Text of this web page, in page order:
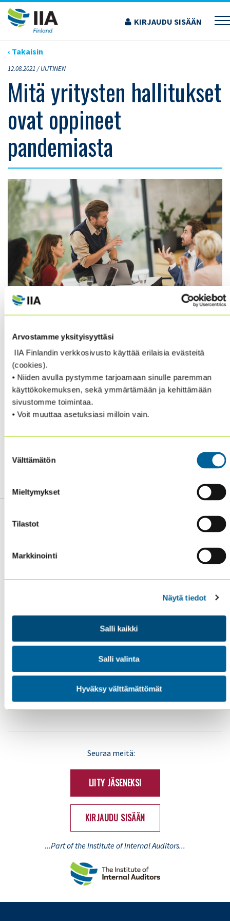
Arvostamme yksityisyyttäsi
IIA Finlandin verkkosivusto käyttää erilaisia evästeitä
(cookies).
• Niiden avulla pystymme tarjoamaan sinulle paremman
käyttökokemuksen, sekä ymmärtämään ja kehittämään
sivustomme toimintaa.
• Voit muuttaa asetuksiasi milloin vain.
valinta
Välttämätön
Mieltymykset
Tilastot
Markkinointi
Näytä tiedot
Salli kaikki
Salli valinta
Hyväksy välttämättömät
Siirry
sisältöön
KIRJAUDU SISÄÄN
›ARTIKKELIT›MITÄ YRITYSTEN HALLITUKSET OVAT OPPINEET PANDEMIASTA
‹ Takaisin
12.08.2021 /UUTINEN
Mitä yritysten hallitukset
ovat oppineet
pandemiasta
Kuluneen vuoden kriisi tarjoaa lukuisia oppeja ja
oivalluksia hallinto- ja ohjausjärjestelmästä.
What Boards Have Learned From the Pandemic – The
past year’s crisis provides numerous corporate
governance lessons.
Jos et ole vielä jäsen, lisätietoa jäsenyydestä ja
Sisäiset tarkastajat ry / Oy Inreviso Ab
FI 00180 Helsinki
SISÄINEN TARKASTUS
KOULUTUS & TAPAHTUMAT
AJANKOHTAISTA
YHDISTYS
YHTEYSTIEDOT
TIETOSUOJA JA EVÄSTEET
Seuraa meitä:
LIITY JÄSENEKSI
KIRJAUDU SISÄÄN
...Part of the Institute of Internal Auditors...